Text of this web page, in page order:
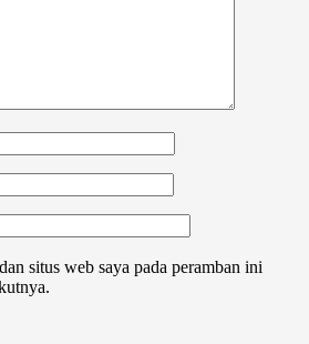
situs web saya pada peramban ini